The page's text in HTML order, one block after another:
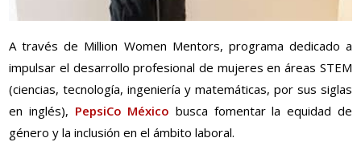
A través de Million Women Mentors, programa dedicado a
impulsar el desarrollo profesional de mujeres en áreas STEM
(ciencias, tecnología, ingeniería y matemáticas, por sus siglas
en inglés), PepsiCo México busca fomentar la equidad de
género y la inclusión en el ámbito laboral.